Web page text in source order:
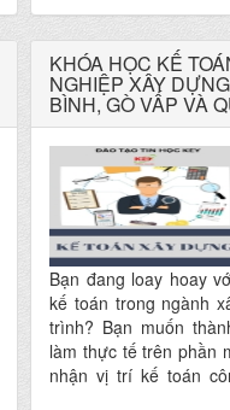
KHÓA HỌC KẾ
NGHIỆP XÂY
BÌNH, GÒ VẤP VÀ
Bạn đang loay hoay
kế toán trong ngành
trình? Bạn muốn
làm thực tế trên phần
nhận vị trí kế toán